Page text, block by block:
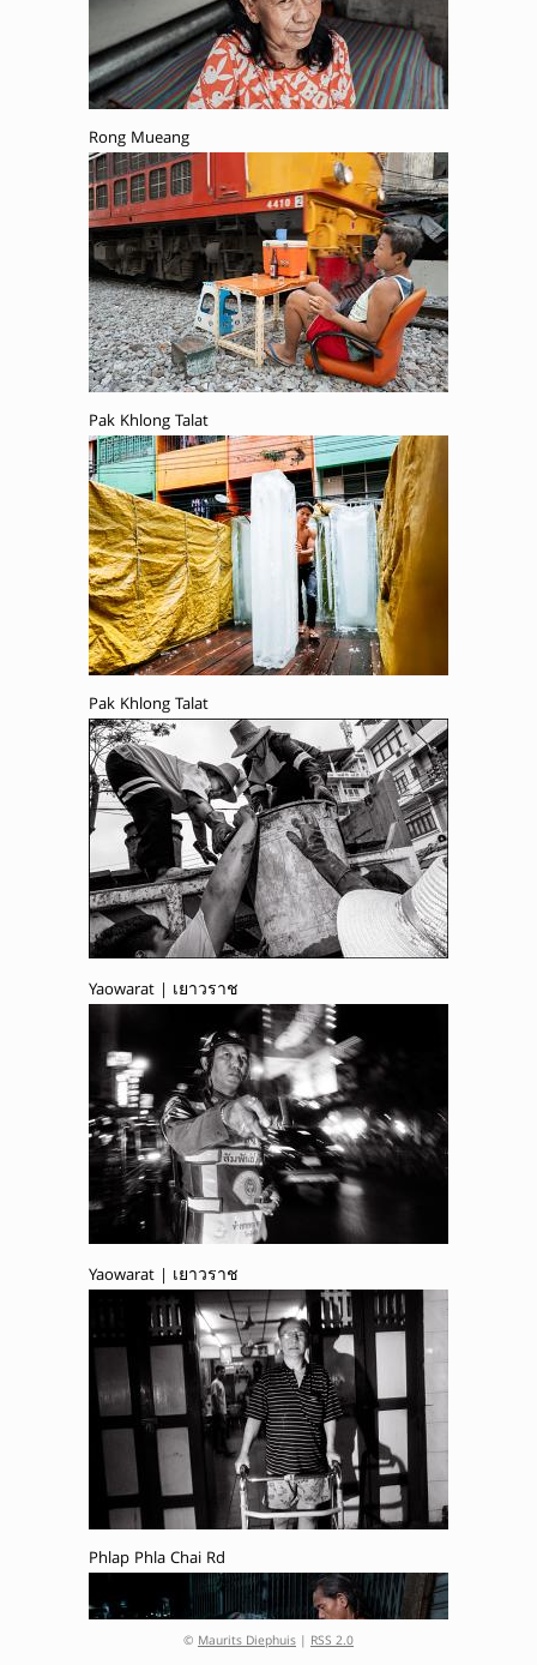
Rong Mueang
Pak Khlong Talat
Pak Khlong Talat
Yaowarat | เยาวราช
Yaowarat | เยาวราช
Phlap Phla Chai Rd
© Maurits Diephuis | RSS 2.0